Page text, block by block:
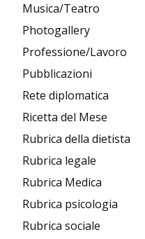
Musica/Teatro
Photogallery
Professione/Lavoro
Pubblicazioni
Rete diplomatica
Ricetta del Mese
Rubrica della dietista
Rubrica legale
Rubrica Medica
Rubrica psicologia
Rubrica sociale